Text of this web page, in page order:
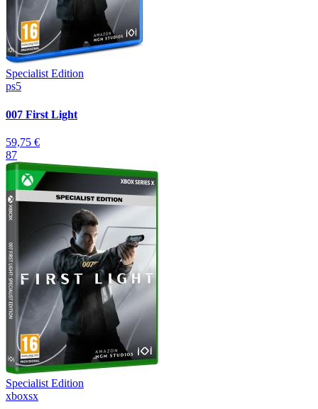
Specialist Edition
ps5
007 First Light
59,75 €
87
Specialist Edition
xboxsx